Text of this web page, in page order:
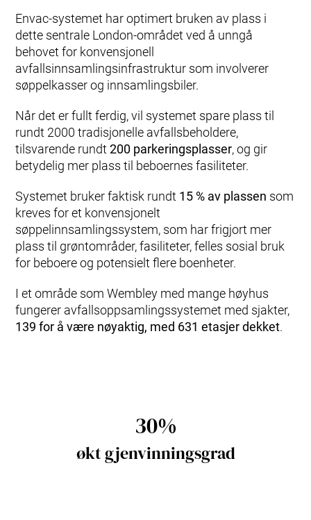
Envac-systemet har optimert bruken av plass i
dette sentrale London-området ved å unngå
behovet for konvensjonell
avfallsinnsamlingsinfrastruktur som involverer
søppelkasser og innsamlingsbiler.
Når det er fullt ferdig, vil systemet spare plass til
rundt 2000 tradisjonelle avfallsbeholdere,
tilsvarende rundt200 parkeringsplasser, og gir
betydelig mer plass til beboernes fasiliteter.
Systemet bruker faktisk rundt 15 % av plassen som
kreves for et konvensjonelt
søppelinnsamlingssystem, som har frigjort mer
plass til grøntområder, fasiliteter, felles sosial bruk
for beboere og potensielt flere boenheter.
I et område som Wembley med mange høyhus
fungerer avfallsoppsamlingssystemet med sjakter,
139 for å være nøyaktig, med 631 etasjer dekket.
30%
øktgjenvinningsgrad